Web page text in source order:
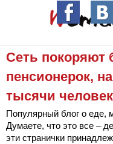
Сеть покоряют
пенсионерок,
тысячи человек
Популярный блог о еде,
Думаете, что это все –
эти странички